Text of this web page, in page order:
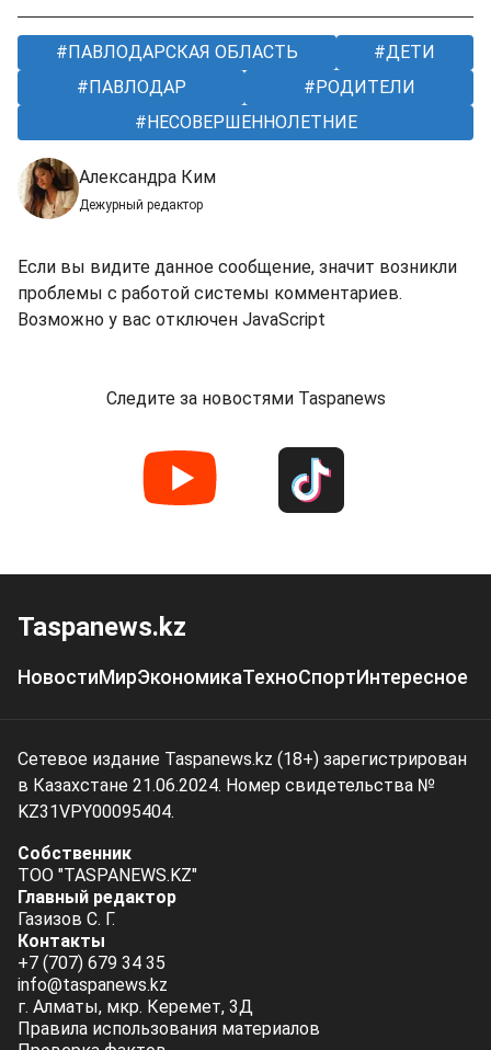
ПАВЛОДАРСКАЯ ОБЛАСТЬ
ДЕТИ
ПАВЛОДАР
РОДИТЕЛИ
НЕСОВЕРШЕННОЛЕТНИЕ
Александра Ким
Дежурный редактор
Если вы видите данное сообщение, значит возникли
проблемы с работой системы комментариев.
Возможно у вас отключен JavaScript
Следите за новостями Taspanews
Taspanews.kz
НовостиМирЭкономикаТехноСпортИнтересное
Сетевое издание Taspanews.kz (18+) зарегистрирован
в Казахстане 21.06.2024. Номер свидетельства №
KZ31VPY00095404.
Собственник
ТОО "TASPANEWS.KZ"
Главный редактор
Газизов С. Г.
Контакты
+7 (707) 679 34 35
info@taspanews.kz
г. Алматы, мкр. Керемет, 3Д
Правила использования материалов